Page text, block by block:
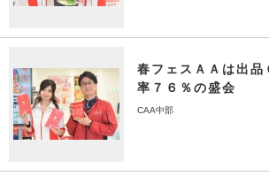
春フェスＡＡは出品
率７６％の盛会
CAA中部